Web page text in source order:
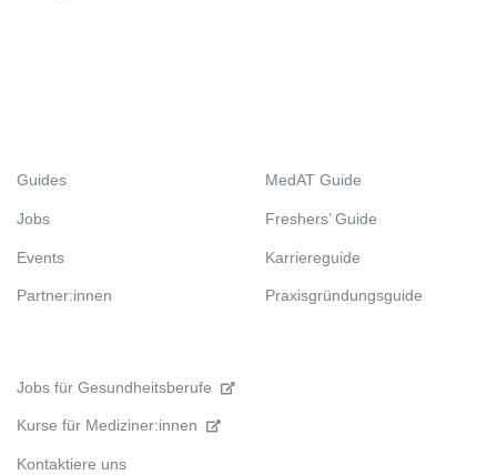
Guides
Jobs
Events
Partner:innen
MedAT Guide
Freshers’ Guide
Karriereguide
Praxisgründungsguide
Jobs für Gesundheitsberufe
Kurse für Mediziner:innen
Kontaktiere uns